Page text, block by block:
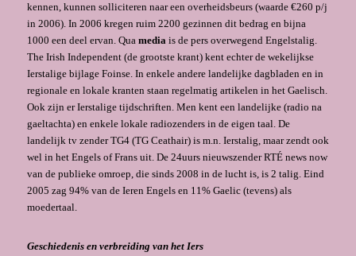
kennen, kunnen solliciteren naar een overheidsbeurs (waarde €260 p/j
in 2006). In 2006 kregen ruim 2200 gezinnen dit bedrag en bijna
1000 een deel ervan. Qua mediais de pers overwegend Engelstalig.
The Irish Independent (de grootste krant) kent echter de wekelijkse
Ierstalige bijlage Foinse. In enkele andere landelijke dagbladen en in
regionale en lokale kranten staan regelmatig artikelen in het Gaelisch.
Ook zijn er Ierstalige tijdschriften. Men kent een landelijke (radio na
gaeltachta) en enkele lokale radiozenders in de eigen taal. De
landelijk tv zender TG4 (TG Ceathair) is m.n. Ierstalig, maar zendt ook
wel in het Engels of Frans uit. De 24uurs nieuwszender RTÉ news now
van de publieke omroep, die sinds 2008 in de lucht is, is 2 talig. Eind
2005 zag 94% van de Ieren Engels en 11% Gaelic (tevens) als
moedertaal.
Geschiedenis en verbreiding van het Iers